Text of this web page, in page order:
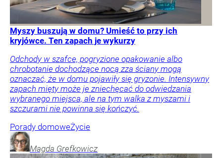
Myszy buszują w domu? Umieść to przy ich
kryjówce. Ten zapach je wykurzy
Odchody w szafce, pogryzione opakowanie albo
chrobotanie dochodzące nocą zza ściany mogą
oznaczać, że w domu pojawiły się gryzonie. Intensywny
zapach mięty może je zniechęcać do odwiedzania
wybranego miejsca, ale na tym walka z myszami i
szczurami nie powinna się kończyć.
Porady domoweŻycie
Magda Grefkowicz